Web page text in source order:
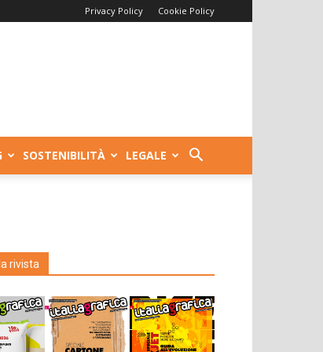
Privacy Policy Cookie Policy
SOSTENIBILITÀ LEGALE
rivista